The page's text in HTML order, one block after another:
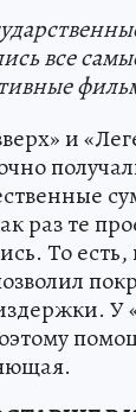
все
и
раз те
То есть,
У